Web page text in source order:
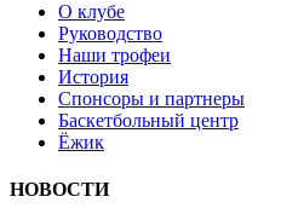
О клубе
Руководство
Наши трофеи
История
Спонсоры и партнеры
Баскетбольный центр
Ёжик
НОВОСТИ